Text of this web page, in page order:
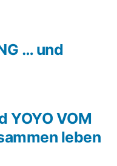
YOYO VOM
leben
… und